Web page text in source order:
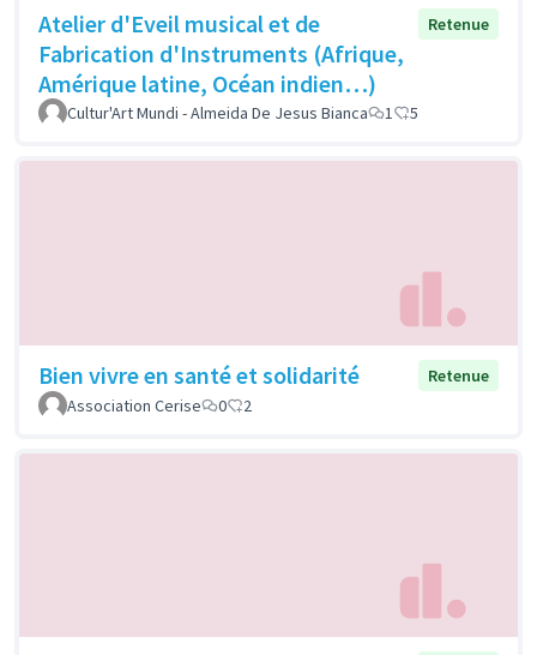
Atelier d'Eveil musical et de
Fabrication d'Instruments (Afrique,
Amérique latine, Océan indien…)
Retenue
Cultur'Art Mundi - Almeida De Jesus Bianca 1 5
Bien vivre en santé et solidarité
Retenue
Association Cerise
0 2